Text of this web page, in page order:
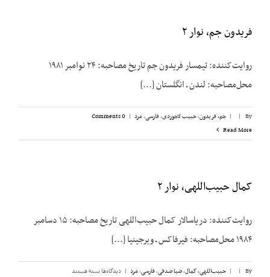
فریدون جم، نوار ۲
روایت‌کننده: تیمسار فریدون جم تاریخ مصاحبه: ۲۴ نوامبر ۱۹۸۱
محل‌مصاحبه: لندن ـ انگلستان [...]
By
|
| جم، فریدون,حبیب لاجوردی,فارسی,مرد |
0 Comments
Read More
کمال حبیب‌اللهی، نوار ۲
روایت‌کننده: دریاسالار کمال حبیب‌اللهی تاریخ مصاحبه: ۱۵ دسامبر
۱۹۸۴ محل‌مصاحبه: فیرفاکس ـ ویرجینیا [...]
By
|
| حبیب‌اللهی، کمال,ضیا صدقی,فارسی,مرد | دیدگاه‌هابرای
بسته هستند